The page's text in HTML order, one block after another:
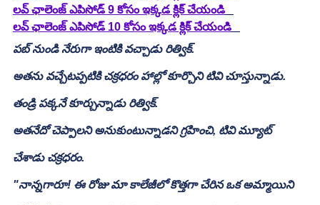
లవ్ ఛాలెంజ్ ఎపిసోడ్ 9 కోసం ఇక్కడ క్లిక్ చేయండి
లవ్ ఛాలెంజ్ ఎపిసోడ్ 10 కోసం ఇక్కడ క్లిక్ చేయండి
పబ్ నుండి నేరుగా ఇంటికి వచ్చాడు రిత్విక్.
అతను వచ్చేటప్పటికి చక్రధరం హాల్లో కూర్చొని టివి చూస్తున్నాడు.
తండ్రి పక్కనే కూర్చున్నాడు రిత్విక్.
అతనేదో చెప్పాలని అనుకుంటున్నాడని గ్రహించి, టివి మ్యూట్
చేశాడు చక్రధరం.
"నాన్నగారూ! ఈ రోజు మా కాలేజీలో కొత్తగా చేరిన ఒక అమ్మాయిని